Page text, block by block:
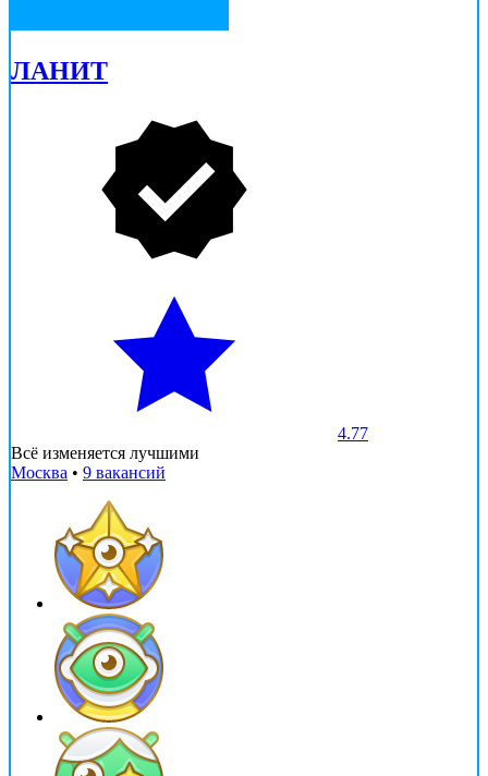
ЛАНИТ
4.77
Всё изменяется лучшими
Москва • 9 вакансий